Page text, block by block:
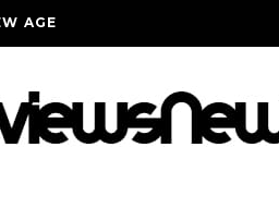
AGE